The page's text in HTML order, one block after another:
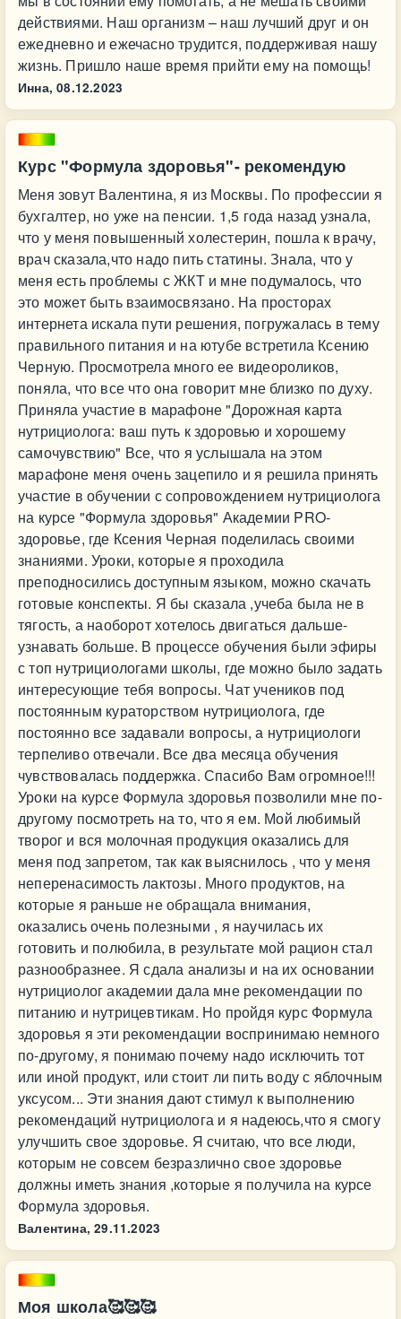
действиями. Наш организм – наш лучший друг и он
ежедневно и ежечасно трудится, поддерживая нашу
жизнь. Пришло наше время прийти ему на помощь!
Инна, 08.12.2023
Курс "Формула здоровья"- рекомендую
Меня зовут Валентина, я из Москвы. По профессии я
бухгалтер, но уже на пенсии. 1,5 года назад узнала,
что у меня повышенный холестерин, пошла к врачу,
врач сказала,что надо пить статины. Знала, что у
меня есть проблемы с ЖКТ и мне подумалось, что
это может быть взаимосвязано. На просторах
интернета искала пути решения, погружалась в тему
правильного питания и на ютубе встретила Ксению
Черную. Просмотрела много ее видеороликов,
поняла, что все что она говорит мне близко по духу.
Приняла участие в марафоне "Дорожная карта
нутрициолога: ваш путь к здоровью и хорошему
самочувствию" Все, что я услышала на этом
марафоне меня очень зацепило и я решила принять
участие в обучении с сопровождением нутрициолога
на курсе "Формула здоровья" Академии PRO-
здоровье, где Ксения Черная поделилась своими
знаниями. Уроки, которые я проходила
преподносились доступным языком, можно скачать
готовые конспекты. Я бы сказала ,учеба была не в
тягость, а наоборот хотелось двигаться дальше-
узнавать больше. В процессе обучения были эфиры
с топ нутрициологами школы, где можно было задать
интересующие тебя вопросы. Чат учеников под
постоянным кураторством нутрициолога, где
постоянно все задавали вопросы, а нутрициологи
терпеливо отвечали. Все два месяца обучения
чувствовалась поддержка. Спасибо Вам огромное!!!
Уроки на курсе Формула здоровья позволили мне по-
другому посмотреть на то, что я ем. Мой любимый
творог и вся молочная продукция оказались для
меня под запретом, так как выяснилось , что у меня
неперенасимость лактозы. Много продуктов, на
которые я раньше не обращала внимания,
оказались очень полезными , я научилась их
готовить и полюбила, в результате мой рацион стал
разнообразнее. Я сдала анализы и на их основании
нутрициолог академии дала мне рекомендации по
питанию и нутрицевтикам. Но пройдя курс Формула
здоровья я эти рекомендации воспринимаю немного
по-другому, я понимаю почему надо исключить тот
или иной продукт, или стоит ли пить воду с яблочным
уксусом... Эти знания дают стимул к выполнению
рекомендаций нутрициолога и я надеюсь,что я смогу
улучшить свое здоровье. Я считаю, что все люди,
которым не совсем безразлично свое здоровье
должны иметь знания ,которые я получила на курсе
Формула здоровья.
Валентина, 29.11.2023
Моя школа🥰🥰🥰